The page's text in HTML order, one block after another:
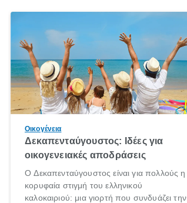
Οικογένεια
Δεκαπενταύγουστος: Ιδέες για
οικογενειακές αποδράσεις
Ο Δεκαπενταύγουστος είναι για πολλούς η
κορυφαία στιγμή του ελληνικού
καλοκαιριού: μια γιορτή που συνδυάζει την